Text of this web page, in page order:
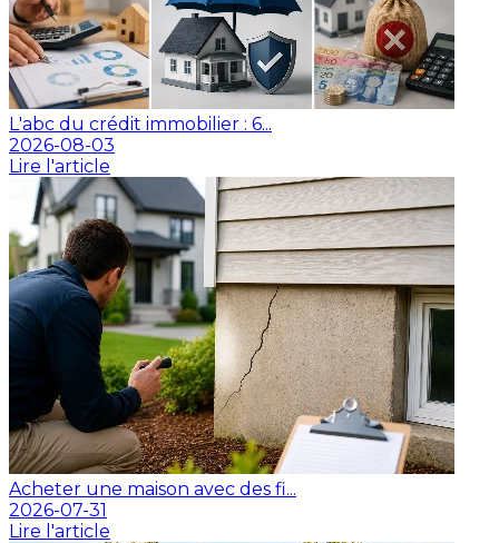
L'abc du crédit immobilier : 6...
2026-08-03
Lire l'article
Acheter une maison avec des fi...
2026-07-31
Lire l'article